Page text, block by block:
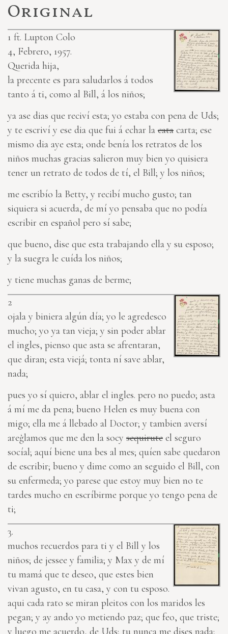
Original
1 ft. Lupton Colo
4, Febrero, 1957.
Querida hija,
la precente es para saludarlos á todos
tanto á ti, como al Bill, á los niños;
ya ase dias que reciví esta; yo estaba con pena de Uds;
y te escriví y ese dia que fui á echar la cata carta; ese
mismo dia aye esta; onde benía los retratos de los
niños muchas gracias salieron muy bien yo quisiera
tener un retrato de todos de tí, el Bill; y los niños;
me escribío la Betty, y recibí mucho gusto; tan
siquiera si acuerda, de mí yo pensaba que no podía
escribir en español pero sí sabe;
que bueno, dise que esta trabajando ella y su esposo;
y la suegra le cuída los niños;
y tiene muchas ganas de berme;
2
ojala y biniera algún día; yo le agredesco
mucho; yo ya tan vieja; y sin poder ablar
el ingles, pienso que asta se afrentaran,
que diran; esta viejá; tonta ní save ablar,
nada;
pues yo sí quiero, ablar el ingles. pero no puedo; asta
á mí me da pena; bueno Helen es muy buena con
migo; ella me á llebado al Doctor; y tambien aversí
areģlamos que me den la socy sequirute el seguro
socíal; aquí biene una bes al mes; quíen sabe quedaron
de escribir; bueno y dime como an seguido el Bill, con
su enfermeda; yo parese que estoy muy bien no te
tardes mucho en escríbirme porque yo tengo pena de
ti;
3.
muchos recuerdos para ti y el Bill y los
niños; de jessee y familia; y Max y de mí
tu mamá que te deseo, que estes bien
vivan agusto, en tu casa, y con tu esposo.
aqui cada rato se miran pleitos con los maridos les
pegan; y ay ando yo metiendo paz; que feo, que triste;
y luego me acuerdo, de Uds; tu nunca me dises nada;